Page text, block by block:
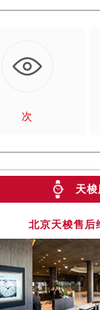
次
天
北京天梭售后